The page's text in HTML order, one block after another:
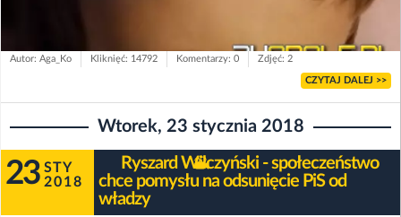
Autor: Aga_Ko Kliknięć: 14792 Komentarzy: 0 Zdjęć: 2
CZYTAJ DALEJ >>
Wtorek, 23 stycznia 2018
23 STY
2018
Ryszard Wilczyński - społeczeństwo
chce pomysłu na odsunięcie PiS od
władzy